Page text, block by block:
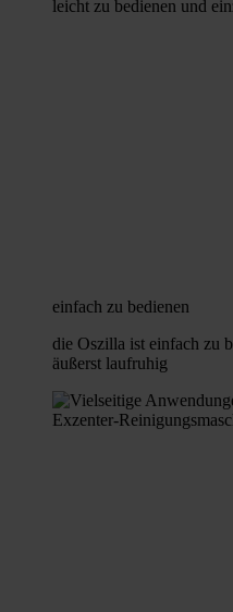
einfach zu bedienen
die Oszilla ist einfach zu
äußerst laufruhig